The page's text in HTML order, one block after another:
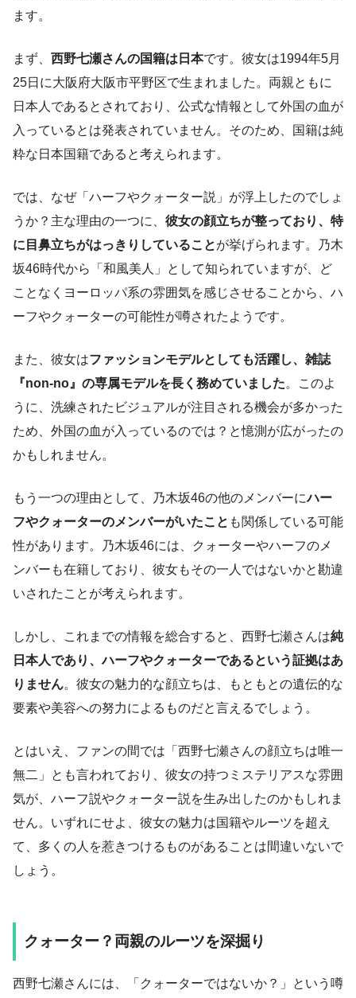
ます。
まず、 西野七瀬さんの国籍は日本です。彼女は1994年5月
25日に大阪府大阪市平野区で生まれました。両親ともに
日本人であるとされており、公式な情報として外国の血が
入っているとは発表されていません。そのため、国籍は純
粋な日本国籍であると考えられます。
では、なぜ「ハーフやクォーター説」が浮上したのでしょ
うか？主な理由の一つに、 彼女の顔立ちが整っており、特
に目鼻立ちがはっきりしていることが挙げられます。乃木
坂46時代から「和風美人」として知られていますが、ど
ことなくヨーロッパ系の雰囲気を感じさせることから、ハ
ーフやクォーターの可能性が噂されたようです。
また、彼女はファッションモデルとしても活躍し、雑誌
『non-no』の専属モデルを長く務めていました。このよ
うに、洗練されたビジュアルが注目される機会が多かった
ため、外国の血が入っているのでは？と憶測が広がったの
かもしれません。
もう一つの理由として、乃木坂46の他のメンバーにハー
フやクォーターのメンバーがいたこと も関係している可能
性があります。乃木坂46には、クォーターやハーフのメ
ンバーも在籍しており、彼女もその一人ではないかと勘違
いされたことが考えられます。
しかし、これまでの情報を総合すると、西野七瀬さんは純
日本人であり、ハーフやクォーターであるという証拠はあ
りません。彼女の魅力的な顔立ちは、もともとの遺伝的な
要素や美容への努力によるものだと言えるでしょう。
とはいえ、ファンの間では「西野七瀬さんの顔立ちは唯一
無二」とも言われており、彼女の持つミステリアスな雰囲
気が、ハーフ説やクォーター説を生み出したのかもしれま
せん。いずれにせよ、彼女の魅力は国籍やルーツを超え
て、多くの人を惹きつけるものがあることは間違いないで
しょう。
クォーター？両親のルーツを深掘り
西野七瀬さんには、「クォーターではないか？」という噂